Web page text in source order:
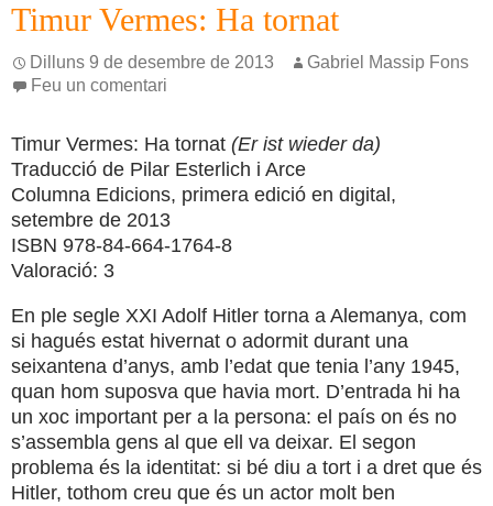
Timur Vermes: Ha tornat
Dilluns 9 de desembre de 2013
Gabriel Massip Fons
Feu un comentari
Timur Vermes: Ha tornat (Er ist wieder da)
Traducció de Pilar Esterlich i Arce
Columna Edicions, primera edició en digital,
setembre de 2013
ISBN 978-84-664-1764-8
Valoració: 3
En ple segle XXI Adolf Hitler torna a Alemanya, com
si hagués estat hivernat o adormit durant una
seixantena d’anys, amb l’edat que tenia l’any 1945,
quan hom suposva que havia mort. D’entrada hi ha
un xoc important per a la persona: el país on és no
s’assembla gens al que ell va deixar. El segon
problema és la identitat: si bé diu a tort i a dret que és
Hitler, tothom creu que és un actor molt ben